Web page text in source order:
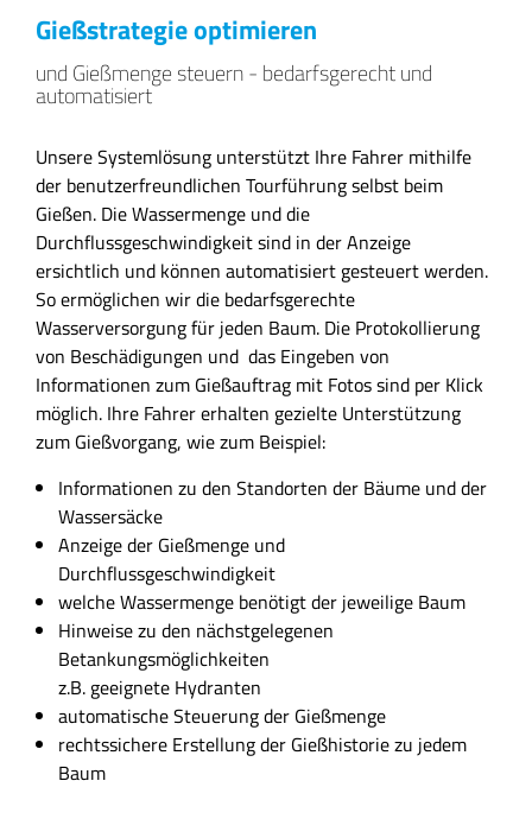
Gießstrategie optimieren
und Gießmenge steuern - bedarfsgerecht und
automatisiert
Unsere Systemlösung unterstützt Ihre Fahrer mithilfe
der benutzerfreundlichen Tourführung selbst beim
Gießen. Die Wassermenge und die
Durchflussgeschwindigkeit sind in der Anzeige
ersichtlich und können automatisiert gesteuert werden.
So ermöglichen wir die bedarfsgerechte
Wasserversorgung für jeden Baum. Die Protokollierung
von Beschädigungen und das Eingeben von
Informationen zum Gießauftrag mit Fotos sind per Klick
möglich. Ihre Fahrer erhalten gezielte Unterstützung
zum Gießvorgang, wie zum Beispiel:
Informationen zu den Standorten der Bäume und der
Wassersäcke
Anzeige der Gießmenge und
Durchflussgeschwindigkeit
welche Wassermenge benötigt der jeweilige Baum
Hinweise zu den nächstgelegenen
Betankungsmöglichkeiten
z.B. geeignete Hydranten
automatische Steuerung der Gießmenge
rechtssichere Erstellung der Gießhistorie zu jedem
Baum